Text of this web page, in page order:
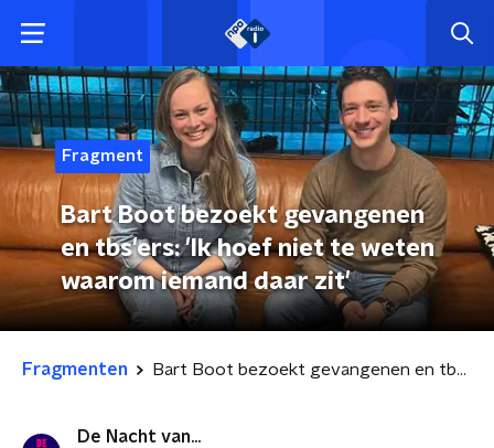
Fragment
Bart Boot bezoekt gevangenen
en tbs'ers: 'Ik hoef niet te weten
waarom iemand daar zit'
Fragmenten Bart Boot bezoekt gevangenen en tbs'ers: 'Ik hoef niet te weten waarom iemand daar zit'
De Nacht van...